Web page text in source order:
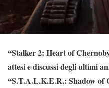
“Stalker 2: Heart of
attesi e discussi degli ultimi
“S.T.A.L.K.E.R.: Shadow of